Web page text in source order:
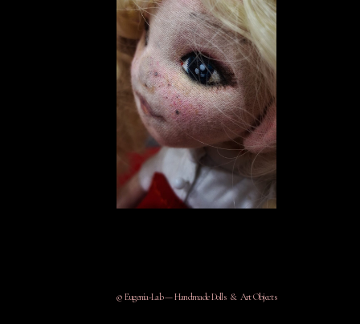
© Eugenia-Lab — Handmade Dolls & Art Objects